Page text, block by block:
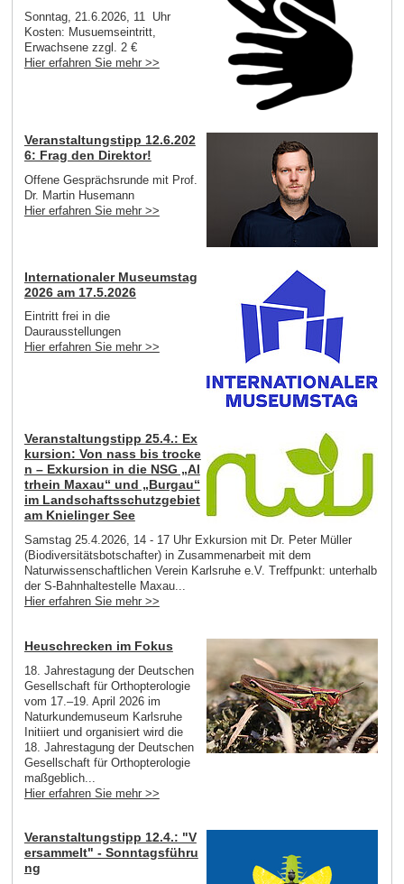
Sonntag, 21.6.2026, 11 Uhr
Kosten: Musuemseintritt,
Erwachsene zzgl. 2 €
Hier erfahren Sie mehr >>
Veranstaltungstipp 12.6.202
6: Frag den Direktor!
Offene Gesprächsrunde mit Prof.
Dr. Martin Husemann
Hier erfahren Sie mehr >>
Internationaler Museumstag
2026 am 17.5.2026
Eintritt frei in die
Daurausstellungen
Hier erfahren Sie mehr >>
Veranstaltungstipp 25.4.: Ex
kursion: Von nass bis trocke
n – Exkursion in die NSG „Al
trhein Maxau“ und „Burgau“
im Landschaftsschutzgebiet
am Knielinger See
Samstag 25.4.2026, 14 - 17 Uhr Exkursion mit Dr. Peter Müller
(Biodiversitätsbotschafter) in Zusammenarbeit mit dem
Naturwissenschaftlichen Verein Karlsruhe e.V. Treffpunkt: unterhalb
der S-Bahnhaltestelle Maxau...
Hier erfahren Sie mehr >>
Heuschrecken im Fokus
18. Jahrestagung der Deutschen
Gesellschaft für Orthopterologie
vom 17.–19. April 2026 im
Naturkundemuseum Karlsruhe
Initiiert und organisiert wird die
18. Jahrestagung der Deutschen
Gesellschaft für Orthopterologie
maßgeblich...
Hier erfahren Sie mehr >>
Veranstaltungstipp 12.4.: "V
ersammelt" - Sonntagsführu
ng